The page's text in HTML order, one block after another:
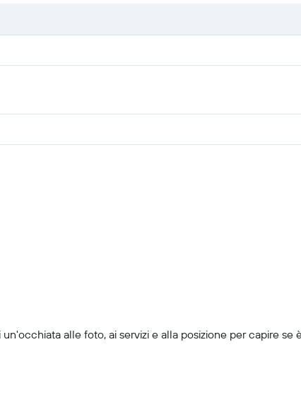
alle foto, ai servizi e alla posizione per capire se